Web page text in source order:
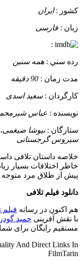
کشور :ایران
زبان : فارسی
:
رده سني : همه سنین
مدت زمان : 90 دقیقه
کارگردان :سعید اسدی
نويسنده : عباس
ستارگان :نیوشا
سیروس گرجستانی
خلاصه داستان تلافی
خاطر اختلافات بسیار
پیش از طلاق مرد
دانلود فیلم تلافی
هم اکنون در رسانه فیلم
با نقش آفرینی حمید
مستقیم رایگان برای
And Direct Links In
FilmTarin